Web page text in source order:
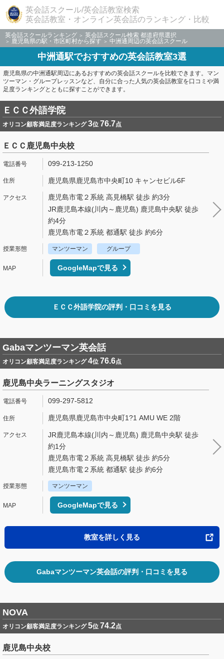
英会話スクール/英会話教室検索
英会話教室・オンライン英会話のランキング・比較
英会話スクールランキング
英会話スクール検索 都道府県選択
鹿児島県の駅・市区町村から探す
中洲通周辺の英会話スクール
中洲通駅でおすすめの英会話教室3選
鹿児島県の中洲通駅周辺にあるおすすめの英会話スクールを比較できます。マン
ツーマン・グループレッスンなど、自分に合った人気の英会話教室を口コミや満
足度ランキングとともに探すことができます。
ＥＣＣ外語学院
オリコン顧客満足度ランキング3位 76.7点
ＥＣＣ鹿児島中央校
099-213-1250
鹿児島県鹿児島市中央町10 キャンセビル6F
鹿児島市電２系統 高見橋駅 徒歩 約3分
JR鹿児島本線(川内～鹿児島) 鹿児島中央駅 徒歩
約4分
鹿児島市電２系統 都通駅 徒歩 約6分
マンツーマン グループ
GoogleMapで見る
ＥＣＣ外語学院の評判・口コミを見る
Gabaマンツーマン英会話
オリコン顧客満足度ランキング4位 76.6点
鹿児島中央ラーニングスタジオ
099-297-5812
鹿児島県鹿児島市中央町1?1 AMU WE 2階
JR鹿児島本線(川内～鹿児島) 鹿児島中央駅 徒歩
約1分
鹿児島市電２系統 高見橋駅 徒歩 約5分
鹿児島市電２系統 都通駅 徒歩 約6分
マンツーマン
GoogleMapで見る
教室を詳しく見る
Gabaマンツーマン英会話の評判・口コミを見る
NOVA
オリコン顧客満足度ランキング5位 74.2点
鹿児島中央校